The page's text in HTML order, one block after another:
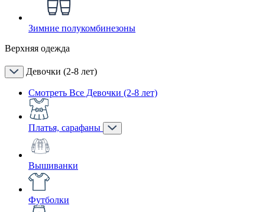
Зимние полукомбинезоны
Верхняя одежда
Девочки (2-8 лет)
Смотреть Все Девочки (2-8 лет)
Платья, сарафаны
Вышиванки
Футболки